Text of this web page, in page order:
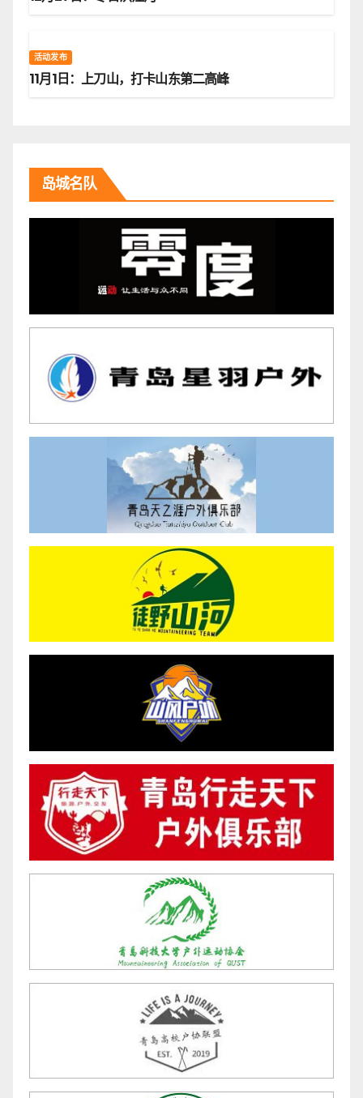
活动发布
11月1日：上刀山，打卡山东第二高峰
岛城名队